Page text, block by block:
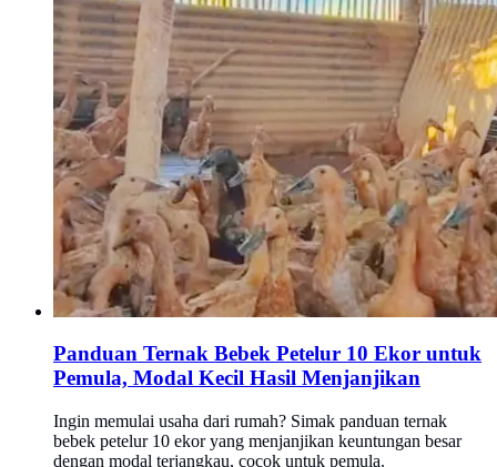
Panduan Ternak Bebek Petelur 10 Ekor untuk
Pemula, Modal Kecil Hasil Menjanjikan
Ingin memulai usaha dari rumah? Simak panduan ternak
bebek petelur 10 ekor yang menjanjikan keuntungan besar
dengan modal terjangkau, cocok untuk pemula.